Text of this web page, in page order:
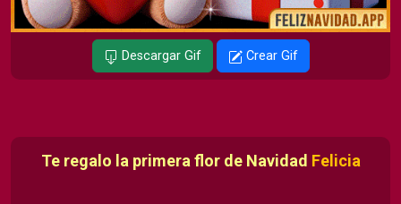
Descargar Gif Crear Gif
Te regalo la primera flor de Navidad Felicia